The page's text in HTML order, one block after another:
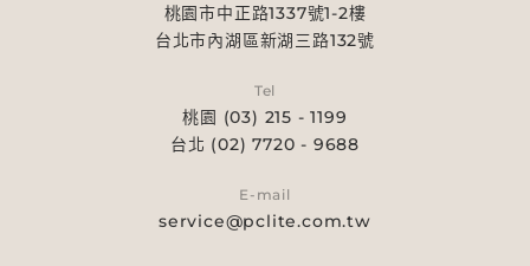
桃園市中正路1337號1-2樓
台北市內湖區新湖三路132號
Tel
桃園 (03) 215 - 1199
台北 (02) 7720 - 9688
E-mail
service@pclite.com.tw